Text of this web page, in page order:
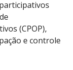
(CPOP),
e controle